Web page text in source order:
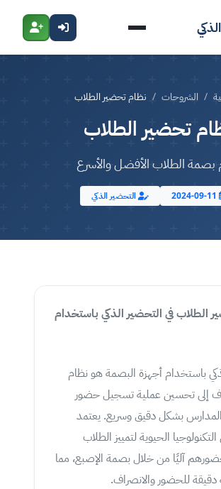
الشروحات نظام تحضير الطلاب
تحضير الطلاب
بصمة الطلاب الأفضل والأسرع
التحضير الذكي
الطلاب في التحضير الذكي باستخدام
باستخدام أجهزة البصمة هو نظام
إلى تحسين عملية تسجيل حضور
بشكل دقيق وسريع. يعتمد
الحيوية لتمييز الطلاب
آليًا من خلال بصمة الإصبع، مما
دقيقة للحضور والانصراف.